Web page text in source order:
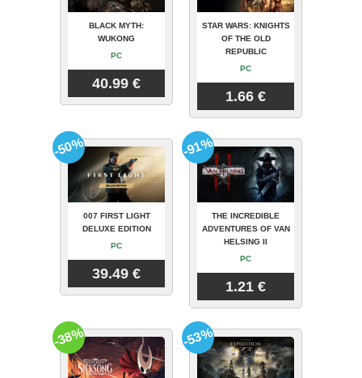
BLACK MYTH:
WUKONG
PC
40.99 €
STAR WARS: KNIGHTS
OF THE OLD
REPUBLIC
PC
1.66 €
007 FIRST LIGHT
DELUXE EDITION
PC
39.49 €
-50%
THE INCREDIBLE
ADVENTURES OF VAN
HELSING II
PC
1.21 €
-91%
-38% -53%